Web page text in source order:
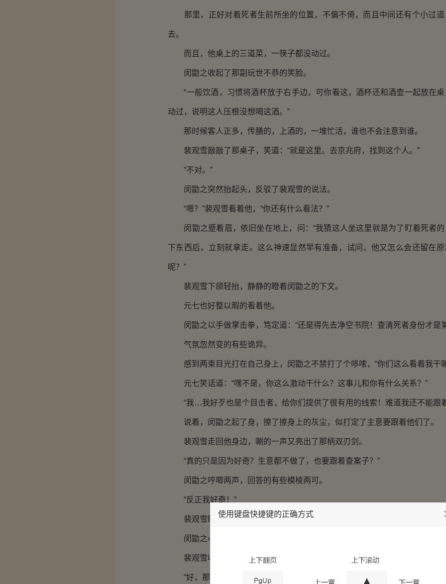
那里，正好对着死者生前所坐的位置，不偏不倚，而且中间还有个小过道
去。
而且，他桌上的三道菜，一筷子都没动过。
闵勖之收起了那副玩世不恭的笑脸。
“一般饮酒，习惯将酒杯放于右手边，可你看这，酒杯还和酒壶一起放在桌
动过，说明这人压根没想喝这酒。”
那时候客人正多，传膳的，上酒的，一堆忙活，谁也不会注意到谁。
裴观雪敲敲了那桌子，笑道：“就是这里。去京兆府，找到这个人。”
“不对。”
闵勖之突然抬起头，反驳了裴观雪的说法。
“嗯？”裴观雪看着他，“你还有什么看法？”
闵勖之蹙着眉，依旧坐在地上，问：“我猜这人坐这里就是为了盯着死者的
下东西后，立刻就拿走。这么神速显然早有准备，试问，他又怎么会还留在
呢？”
裴观雪下颌轻抬，静静的瞪着闵勖之的下文。
元七也好整以暇的看着他。
闵勖之以手做掌击拳，笃定道：“还是得先去净空书院！查清死者身份才是
气氛忽然变的有些诡异。
感到两束目光打在自己身上，闵勖之不禁打了个哆嗦，“你们这么看着我干
元七笑话道：“嘿不是，你这么激动干什么？这事儿和你有什么关系？”
“我…我好歹也是个目击者，给你们提供了很有用的线索！难道我还不能跟
说着，闵勖之起了身，擦了擦身上的灰尘，似打定了主意要跟着他们了。
裴观雪走回他身边，唰的一声又亮出了那柄双刃剑。
“真的只是因为好奇？生意都不做了，也要跟着查案子？”
闵勖之哼唧两声，回答的有些模棱两可。
“反正我好奇！”
裴观雪睨着闵勖之，那神情里有些深意，似笑非笑的一双眸子扫在闵勖之身
闵勖之心里一咯噔，竟然感觉被这道眼神刺破，将自己的秘密全给戳破了似
裴观雪收回长剑，再度转身，身上的披风唰的作响，灌了一阵风在闵勖之脸
“好，那就去净空书院看个究竟！”
使用键盘快捷键的正确方式